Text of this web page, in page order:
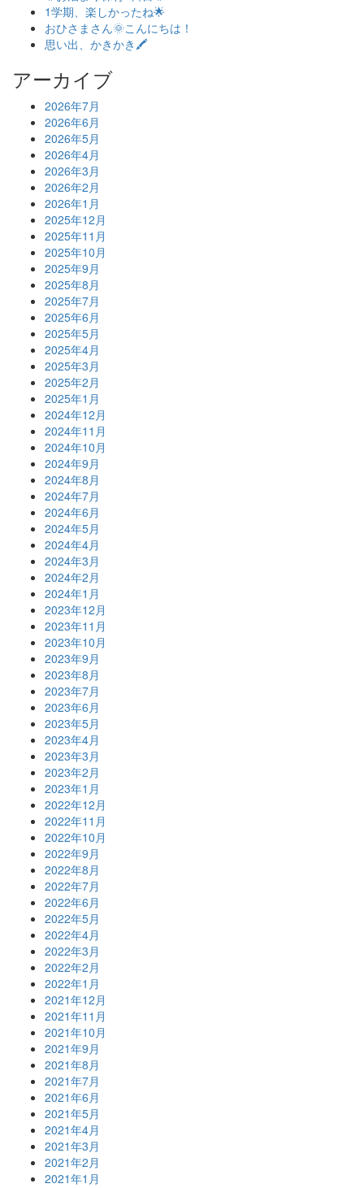
1学期、楽しかったね🌟
おひさまさん🌞こんにちは！
思い出、かきかき🖍
アーカイブ
2026年7月
2026年6月
2026年5月
2026年4月
2026年3月
2026年2月
2026年1月
2025年12月
2025年11月
2025年10月
2025年9月
2025年8月
2025年7月
2025年6月
2025年5月
2025年4月
2025年3月
2025年2月
2025年1月
2024年12月
2024年11月
2024年10月
2024年9月
2024年8月
2024年7月
2024年6月
2024年5月
2024年4月
2024年3月
2024年2月
2024年1月
2023年12月
2023年11月
2023年10月
2023年9月
2023年8月
2023年7月
2023年6月
2023年5月
2023年4月
2023年3月
2023年2月
2023年1月
2022年12月
2022年11月
2022年10月
2022年9月
2022年8月
2022年7月
2022年6月
2022年5月
2022年4月
2022年3月
2022年2月
2022年1月
2021年12月
2021年11月
2021年10月
2021年9月
2021年8月
2021年7月
2021年6月
2021年5月
2021年4月
2021年3月
2021年2月
2021年1月